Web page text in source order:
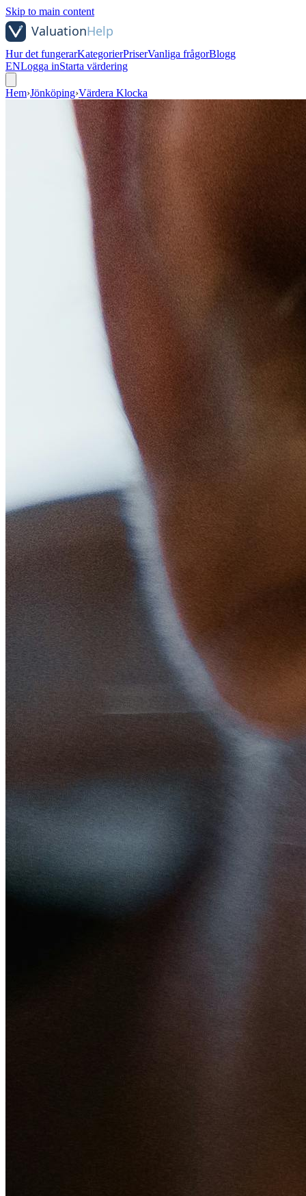
Skip to main content
Hur det fungerarKategorierPriserVanliga frågorBlogg
ENLogga inStarta värdering
Hem›Jönköping›Värdera Klocka